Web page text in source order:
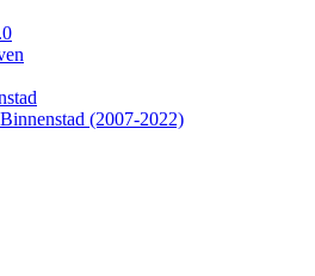
(2007-2022)